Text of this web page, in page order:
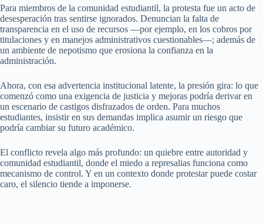
Para miembros de la comunidad estudiantil, la protesta fue un acto de
desesperación tras sentirse ignorados. Denuncian la falta de
transparencia en el uso de recursos —por ejemplo, en los cobros por
titulaciones y en manejos administrativos cuestionables—; además de
un ambiente de nepotismo que erosiona la confianza en la
administración.
Ahora, con esa advertencia institucional latente, la presión gira: lo que
comenzó como una exigencia de justicia y mejoras podría derivar en
un escenario de castigos disfrazados de orden. Para muchos
estudiantes, insistir en sus demandas implica asumir un riesgo que
podría cambiar su futuro académico.
El conflicto revela algo más profundo: un quiebre entre autoridad y
comunidad estudiantil, donde el miedo a represalias funciona como
mecanismo de control. Y en un contexto donde protestar puede costar
caro, el silencio tiende a imponerse.